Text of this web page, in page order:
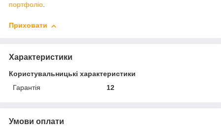
портфоліо.
Приховати
Характеристики
Користувальницькі характеристики
Гарантія
12
Умови оплати